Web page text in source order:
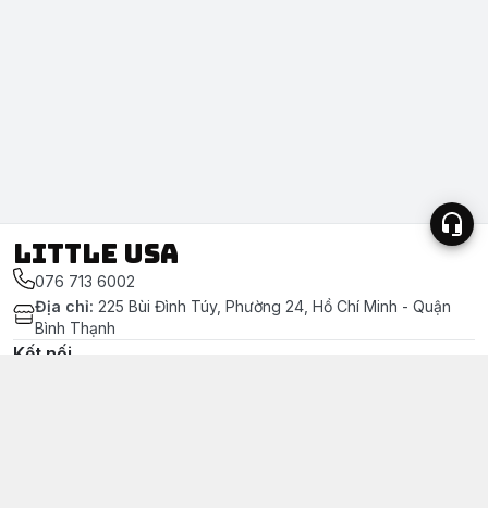
LITTLE USA
076 713 6002
Địa chỉ: 225 Bùi Đình Túy, Phường 24, Hồ Chí Minh - Quận
Bình Thạnh
Kết nối